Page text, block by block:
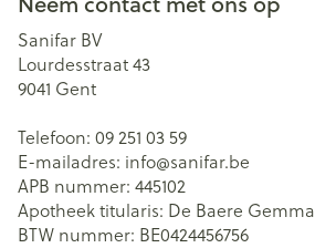
Sanifar BV
Lourdesstraat 43
9041 Gent
Telefoon: 09 251 03 59
E-mailadres: info@sanifar.be
APB nummer: 445102
Apotheek titularis: De Baere Gemma
BTW nummer: BE0424456756